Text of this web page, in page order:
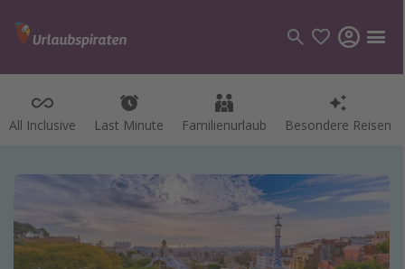
All Inclusive Last Minute Familienurlaub Besondere Reisen
Kategorien
Pauschalreisen
Kreuzfahrten